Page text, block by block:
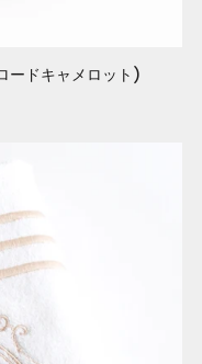
ードキャメロット)